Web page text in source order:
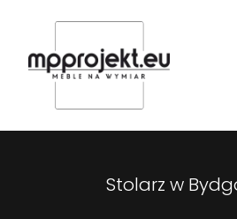
Stolarz w